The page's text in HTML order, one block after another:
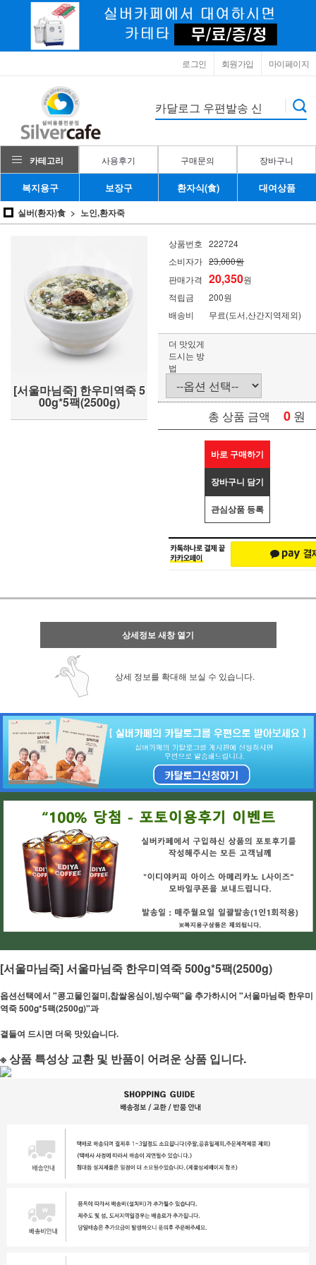
마이페이지
회원가입
로그인
카테고리 사용후기 구매문의 장바구니
복지용구 보장구 환자식(食) 대여상품
실버(환자)食 노인,환자죽
[서울마님죽] 한우미역죽 5
00g*5팩(2500g)
상품번호 222724
소비자가 23,000원
판매가격 20,350원
적립금
200원
배송비
무료(도서,산간지역제외)
더 맛있게
드시는 방
법
총 상품 금액 0 원
바로 구매하기
장바구니 담기
관심상품 등록
상세정보 새창 열기
상세 정보를 확대해 보실 수 있습니다.
[서울마님죽] 서울마님죽 한우미역죽 500g*5팩(2500g)
옵션선택에서 "콩고물인절미,찹쌀옹심이,빙수떡"을 추가하시어 "서울마님죽 한우미
역죽 500g*5팩(2500g)"과
곁들여 드시면 더욱 맛있습니다.
※ 상품 특성상 교환 및 반품이 어려운 상품 입니다.